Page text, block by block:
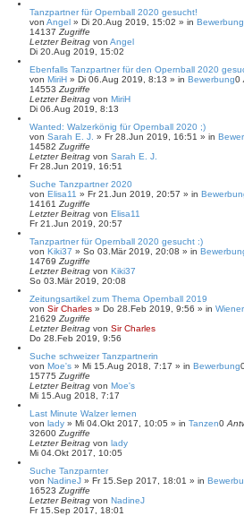
Tanzpartner für Opernball 2020 gesucht!
von Angel » Di 20.Aug 2019, 15:02 » in Bewerbung
14137 Zugriffe
Letzter Beitrag von Angel
Di 20.Aug 2019, 15:02
Ebenfalls Tanzpartner für den Opernball 2020
von MiriH » Di 06.Aug 2019, 8:13 » in Bewerbung0
14553 Zugriffe
Letzter Beitrag von MiriH
Di 06.Aug 2019, 8:13
Wanted: Walzerkönig für Opernball 2020 ;)
von Sarah E. J. » Fr 28.Jun 2019, 16:51 » in
14582 Zugriffe
Letzter Beitrag von Sarah E. J.
Fr 28.Jun 2019, 16:51
Suche Tanzpartner 2020
von Elisa11 » Fr 21.Jun 2019, 20:57 » in
14161 Zugriffe
Letzter Beitrag von Elisa11
Fr 21.Jun 2019, 20:57
Tanzpartner für Opernball 2020 gesucht :)
von Kiki37 » So 03.Mär 2019, 20:08 » in
14769 Zugriffe
Letzter Beitrag von Kiki37
So 03.Mär 2019, 20:08
Zeitungsartikel zum Thema Opernball 2019
von Sir Charles » Do 28.Feb 2019, 9:56 » in
21629 Zugriffe
Letzter Beitrag von Sir Charles
Do 28.Feb 2019, 9:56
Suche schweizer Tanzpartnerin
von Moe's » Mi 15.Aug 2018, 7:17 » in Bewerbung
15775 Zugriffe
Letzter Beitrag von Moe's
Mi 15.Aug 2018, 7:17
Last Minute Walzer lernen
von lady » Mi 04.Okt 2017, 10:05 » in Tanzen0
32600 Zugriffe
Letzter Beitrag von lady
Mi 04.Okt 2017, 10:05
Suche Tanzparnter
von NadineJ » Fr 15.Sep 2017, 18:01 » in
16523 Zugriffe
Letzter Beitrag von NadineJ
Fr 15.Sep 2017, 18:01